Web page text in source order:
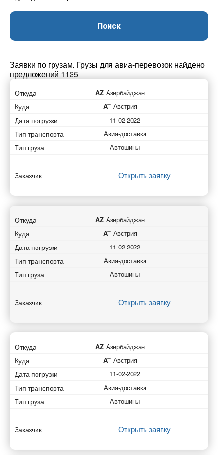
Поиск
Заявки по грузам. Грузы для авиа-перевозок найдено
предложений 1135
Откуда AZ Азербайджан
Куда AT Австрия
Дата погрузки 11-02-2022
Тип транспорта Авиа-доставка
Тип груза Автошины
Заказчик Открыть заявку
Откуда AZ Азербайджан
Куда AT Австрия
Дата погрузки 11-02-2022
Тип транспорта Авиа-доставка
Тип груза Автошины
Заказчик Открыть заявку
Откуда AZ Азербайджан
Куда AT Австрия
Дата погрузки 11-02-2022
Тип транспорта Авиа-доставка
Тип груза Автошины
Заказчик Открыть заявку